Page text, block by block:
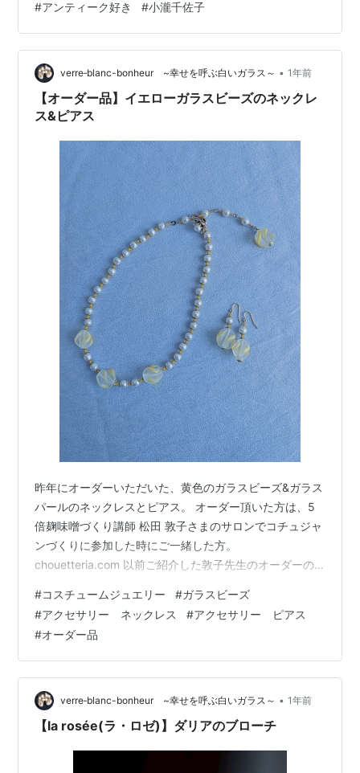
ルスーツに合わせたコスチュームジュエリーを 小瀧さん
のスタイリングで展示。 今 男女問わずシャネル風ジャケ
ットにパールや金属を合わせたファッションが人気です
が 技術やデザインに優れているものを認める感性は ”い
つの時代も変わらない…
#アンティーク好き #小瀧千佐子
verre‐blanc-bonheur ~幸せを呼ぶ白いガラス～ • 1年前
【オーダー品】イエローガラスビーズのネックレ
ス&ピアス
昨年にオーダーいただいた、黄色のガラスビーズ&ガラス
パールのネックレスとピアス。 オーダー頂いた方は、5
倍麹味噌づくり講師 松田 敦子さまのサロンでコチュジャ
ンづくりに参加した時にご一緒した方。
chouetteria.com 以前ご紹介した敦子先生のオーダーの
スチュームジュエリーに興味を持ってくださって。 (敦子
先生のオーダー品の記事はこちら) verre-blanc-
bonheur.hatenablog.com 作品として作っていた黄色の
ガラスビーズとガラスパールの3連ネックレスが可愛いと
言ってくださったのですが、3連はボリュームがあるか
ら…
#コスチュームジュエリー #ガラスビーズ
#アクセサリー ネックレス #アクセサリー ピアス
#オーダー品
verre‐blanc-bonheur ~幸せを呼ぶ白いガラス～ • 1年前
【la rosée(ラ・ロゼ)】ダリアのブローチ